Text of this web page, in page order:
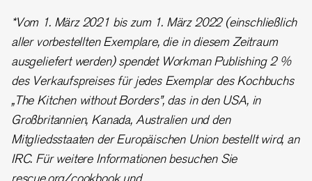
*Vom 1. März 2021 bis zum 1. März 2022 (einschließlich
aller vorbestellten Exemplare, die in diesem Zeitraum
ausgeliefert werden) spendet Workman Publishing 2 %
des Verkaufspreises für jedes Exemplar des Kochbuchs
„The Kitchen without Borders”, das in den USA, in
Großbritannien, Kanada, Australien und den
Mitgliedsstaaten der Europäischen Union bestellt wird, an
IRC. Für weitere Informationen besuchen Sie
rescue.org/cookbook und